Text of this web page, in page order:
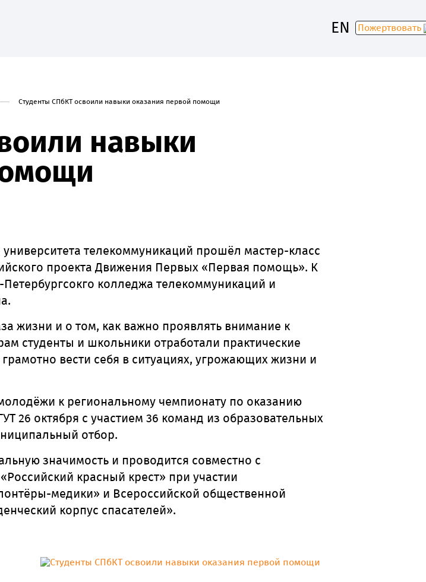
EN Пожертвовать
Студенты СПбКТ освоили навыки оказания первой помощи
навыки
университета телекоммуникаций прошёл мастер-класс
проекта Движения Первых «Первая помощь». К
колледжа телекоммуникаций и
жизни и о том, как важно проявлять внимание к
студенты и школьники отработали практические
вести себя в ситуациях, угрожающих жизни и
к региональному чемпионату по оказанию
26 октября с участием 36 команд из образовательных
отбор.
значимость и проводится совместно с
красный крест» при участии
медики» и Всероссийской общественной
корпус спасателей».